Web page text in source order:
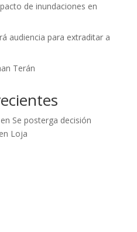
de inundaciones en
audiencia para extraditar a
Terán
Se posterga decisión
Loja